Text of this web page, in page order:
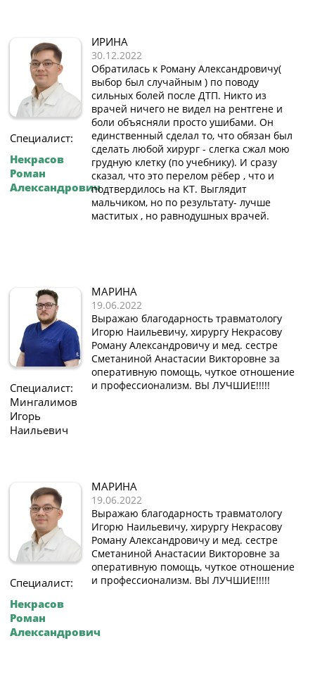
Специалист:
Некрасов
Роман
Александрович
ИРИНА
30.12.2022
Обратилась к Роману Александровичу(
выбор был случайным ) по поводу
сильных болей после ДТП. Никто из
врачей ничего не видел на рентгене и
боли объясняли просто ушибами. Он
единственный сделал то, что обязан был
сделать любой хирург - слегка сжал мою
грудную клетку (по учебнику). И сразу
сказал, что это перелом рёбер , что и
подтвердилось на КТ. Выглядит
мальчиком, но по результату- лучше
маститых , но равнодушных врачей.
Специалист:
Мингалимов
Игорь
Наильевич
МАРИНА
19.06.2022
Выражаю благодарность травматологу
Игорю Наильевичу, хирургу Некрасову
Роману Александровичу и мед. сестре
Сметаниной Анастасии Викторовне за
оперативную помощь, чуткое отношение
и профессионализм. ВЫ ЛУЧШИЕ!!!!!
Специалист:
Некрасов
Роман
Александрович
МАРИНА
19.06.2022
Выражаю благодарность травматологу
Игорю Наильевичу, хирургу Некрасову
Роману Александровичу и мед. сестре
Сметаниной Анастасии Викторовне за
оперативную помощь, чуткое отношение
и профессионализм. ВЫ ЛУЧШИЕ!!!!!